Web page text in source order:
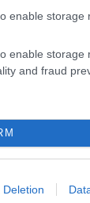
enable storage
enable storage
and fraud
Deletion